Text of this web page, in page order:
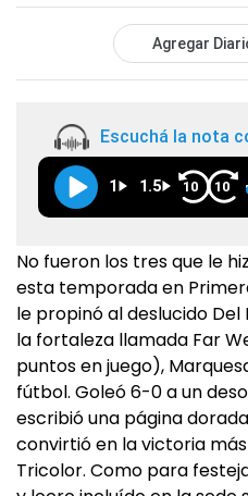
Agregar
Escuchá la nota
1 1.5 10 10
No fueron los tres que le
esta temporada en
le propinó al deslucido
la fortaleza llamada Far
puntos en juego),
fútbol. Goleó 6-0 a un
escribió una página
convirtió en la victoria
Tricolor. Como para